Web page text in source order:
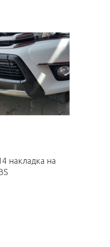
накладка на